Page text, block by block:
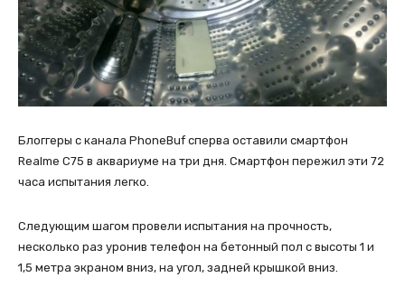
Блоггеры с канала PhoneBuf сперва оставили смартфон
Realme C75 в аквариуме на три дня. Смартфон пережил эти 72
часа испытания легко.
Следующим шагом провели испытания на прочность,
несколько раз уронив телефон на бетонный пол с высоты 1 и
1,5 метра экраном вниз, на угол, задней крышкой вниз.